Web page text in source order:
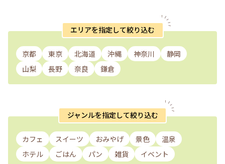
エリアを指定して絞り込む
京都 東京 北海道 沖縄 神奈川
静岡
山梨
長野 奈良 鎌倉
ジャンルを指定して絞り込む
カフェ スイーツ おみやげ 景色
温泉
ホテル
ごはん パン 雑貨 イベント